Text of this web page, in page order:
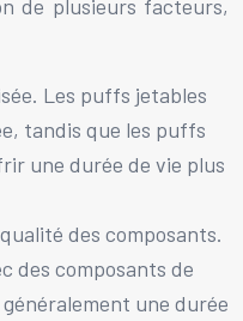
de plusieurs facteurs,
Les puffs jetables
tandis que les puffs
une durée de vie plus
des composants.
des composants de
une durée